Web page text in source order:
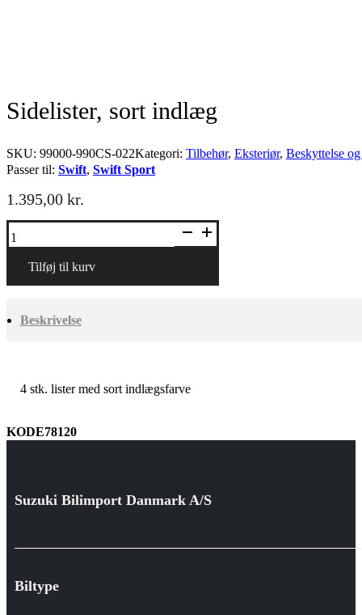
Sidelister, sort indlæg
SKU: 99000-990CS-022Kategori: Tilbehør, Eksteriør, Beskyttelse
Passer til: Swift, Swift Sport
1.395,00 kr.
sort
antalTilføj til kurv
Beskrivelse
4 stk. lister med sort indlægsfarve
KODE78120
Suzuki Bilimport Danmark A/S
Biltype